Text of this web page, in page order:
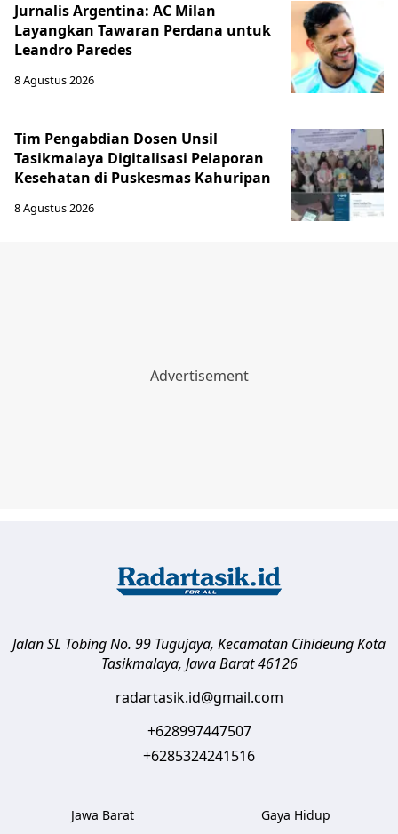
Jurnalis Argentina: AC Milan
Layangkan Tawaran Perdana untuk
Leandro Paredes
8 Agustus 2026
Tim Pengabdian Dosen Unsil
Tasikmalaya Digitalisasi Pelaporan
Kesehatan di Puskesmas Kahuripan
8 Agustus 2026
Jalan SL Tobing No. 99 Tugujaya, Kecamatan CihideungKota
Tasikmalaya, Jawa Barat 46126
radartasik.id@gmail.com
+628997447507
+6285324241516
Jawa Barat Gaya Hidup